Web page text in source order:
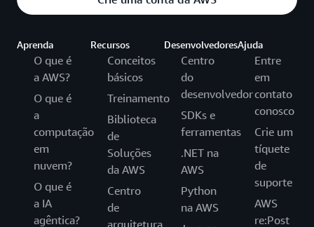
Aprenda
O que é
a AWS?
O que é
a
computação
em
nuvem?
O que é
a IA
agêntica?
Recursos
Conceitos
básicos
Treinamento
Biblioteca
de
Soluções
da AWS
Centro
de
arquitetura
Desenvolvedores
Centro
do
desenvolvedor
SDKs e
ferramentas
.NET na
AWS
Python
na AWS
Ajuda
Entre
em
contato
conosco
Crie um
tíquete
de
suporte
AWS
re:Post